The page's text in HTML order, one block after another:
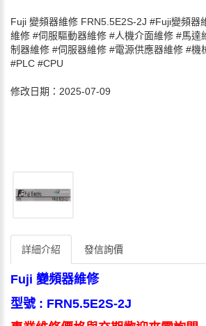
Fuji 變頻器維修 FRN5.5E2S-2J #Fuji變頻器
維修 #伺服驅動器維修 #人機介面維修 #馬達
制器維修 #伺服器維修 #電源供應器維修 #機
#PLC #CPU
修改日期：2025-07-09
詳細介紹 發信詢價
Fuji 變頻器維修
型號 : FRN5.5E2S-2J